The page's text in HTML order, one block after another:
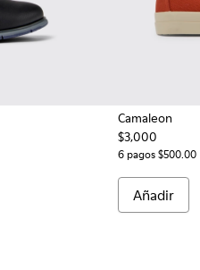
Camaleon
$3,000
6 pagos $500.00
Añadir